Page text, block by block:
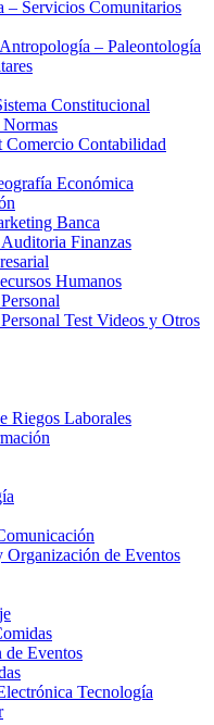
– Servicios Comunitarios
– Paleontología
Constitucional
Normas
Contabilidad
Económica
Banca
Finanzas
Humanos
Test Videos y Otros
Riegos Laborales
de Eventos
de Eventos
Tecnología